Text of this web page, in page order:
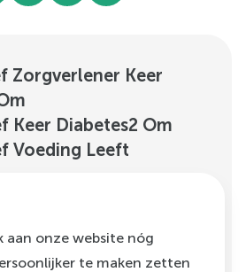
Zorgverlener Keer
Keer Diabetes2 Om
Voeding Leeft
aan onze website nóg
te maken zetten